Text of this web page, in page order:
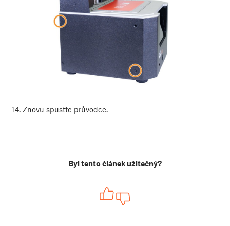
Znovu spusťte průvodce.
Byl tento článek užitečný?